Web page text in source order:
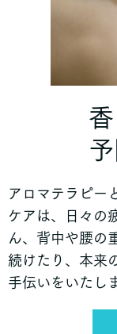
アロマテラピー
ケアは、日々の
ん、背中や腰の
続けたり、本来
手伝いをいたし